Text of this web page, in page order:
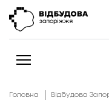
Головна Відбудова